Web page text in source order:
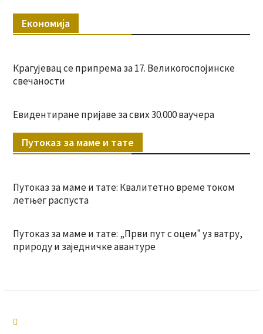
Економија
Крагујевац се припрема за 17. Великогоспојинске
свечаности
Евидентиране пријаве за свих 30.000 ваучера
Путоказ за маме и тате
Путоказ за маме и тате: Квалитетно време током
летњег распуста
Путоказ за маме и тате: „Први пут с оцемˮ уз ватру,
природу и заједничке авантуре